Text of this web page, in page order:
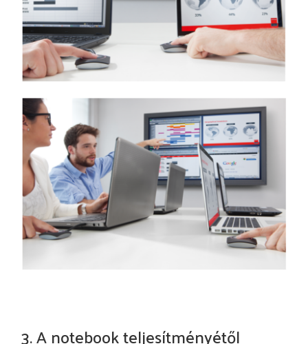
3. A notebook teljesítményétől